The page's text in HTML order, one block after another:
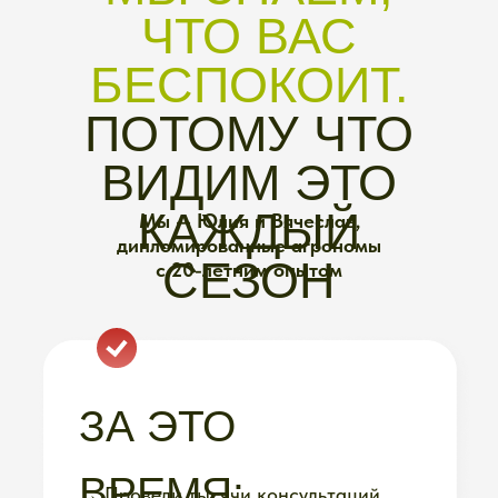
подписчиков и выпустили книгу-
НО САМОЕ
ГЛАВНОЕ —
МЫ САМИ